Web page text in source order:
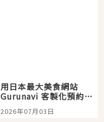
用日本最大美食網站
Gurunavi 客製化預約九
大都市餐廳，打造專屬
美食體驗！
2026年07月03日